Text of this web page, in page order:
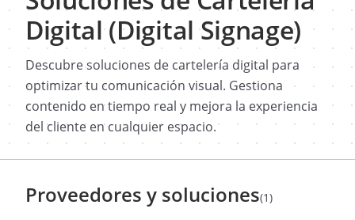
Digital (Digital Signage)
Descubre soluciones de cartelería digital para
optimizar tu comunicación visual. Gestiona
contenido en tiempo real y mejora la experiencia
del cliente en cualquier espacio.
Proveedores y soluciones(1)